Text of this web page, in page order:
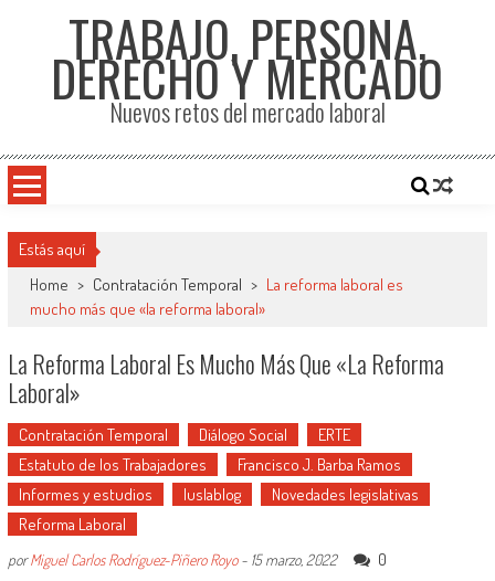
TRABAJO, PERSONA,
DERECHO Y MERCADO
Nuevos retos del mercado laboral
Estás aquí
Home > Contratación Temporal > La reforma laboral es
mucho más que «la reforma laboral»
La Reforma Laboral Es Mucho Más Que «la Reforma
Laboral»
Contratación Temporal Diálogo Social
ERTE
Estatuto de los Trabajadores
Francisco J. Barba Ramos
Informes y estudios
Iuslablog
Novedades legislativas
Reforma Laboral
porMiguel Carlos Rodríguez-Piñero Royo- 15 marzo, 2022 0